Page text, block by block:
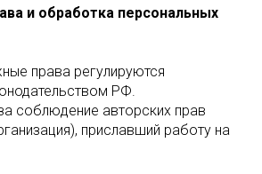
и обработка персональных
права регулируются
РФ.
соблюдение авторских прав
приславший работу на